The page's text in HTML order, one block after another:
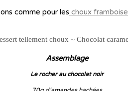
comme pour les choux framboise
Assemblage
Le rocher au chocolat noir